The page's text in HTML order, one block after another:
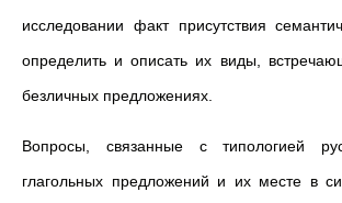
исследовании факт присутствия
определить и описать их виды,
безличных предложениях.
Вопросы, связанные с типологией
глагольных предложений и
их месте в